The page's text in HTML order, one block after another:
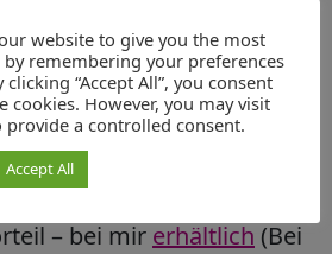
ein Ein- bzw. Ausstieg ist
mehr möglich.
– bei mir erhältlich (Bei
website to give you the most
by remembering your preferences
“Accept All”, you consent
cookies. However, you may visit
provide a controlled consent.
Accept All